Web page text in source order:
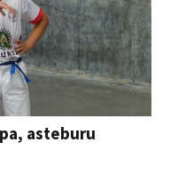
asteburu